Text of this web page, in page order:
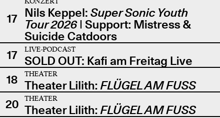
17 Nils Keppel: Super Sonic Youth
Tour 2026| Support: Mistress &
Suicide Catdoors
17
LIVE-PODCAST
SOLD OUT: Kafi am Freitag Live
18
THEATER
Theater Lilith: FLÜGEL AM FUSS
20
THEATER
Theater Lilith: FLÜGEL AM FUSS